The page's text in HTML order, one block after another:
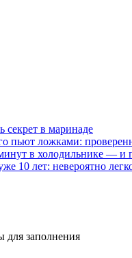
секрет в маринаде
пьют ложками:
в холодильнике — и
10 лет: невероятно
для заполнения